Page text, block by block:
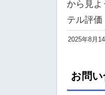
から見
テル評価
2025年8月14
お問